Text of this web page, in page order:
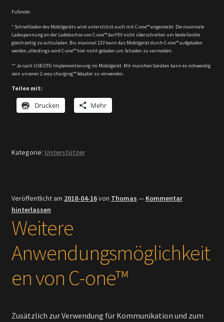
Fußnote:
* Schnellladen des Mobilgeräts wird unterstützt auch mit C-one™ angesteckt. Die maximale
Ladespannung an der Ladebuchse von C-one™ darf 9V nicht überschreiten um beide Geräte
gleichzeitig zu aufzuladen. Bis maximal 12V kann das Mobilgerät durch C-one™ aufgeladen
werden, allerdings wird C-one™ hier nicht geladen um Schaden zu vermeiden.
** Je nach USB OTG Implementierung im Mobilgerät. Mit manchen Geräten kann es notwendig
sein unseren 2-way-charging™ Adapter zu verwenden.
Teilen mit:
Drucken Mehr
Kategorie: Unterstützer
Veröffentlicht am 2018-04-16von Thomas — Kommentar
hinterlassen
Weitere
Anwendungsmöglichkeit
en von C-one™
Zusätzlich zur Verwendung für Kommunikation und zum